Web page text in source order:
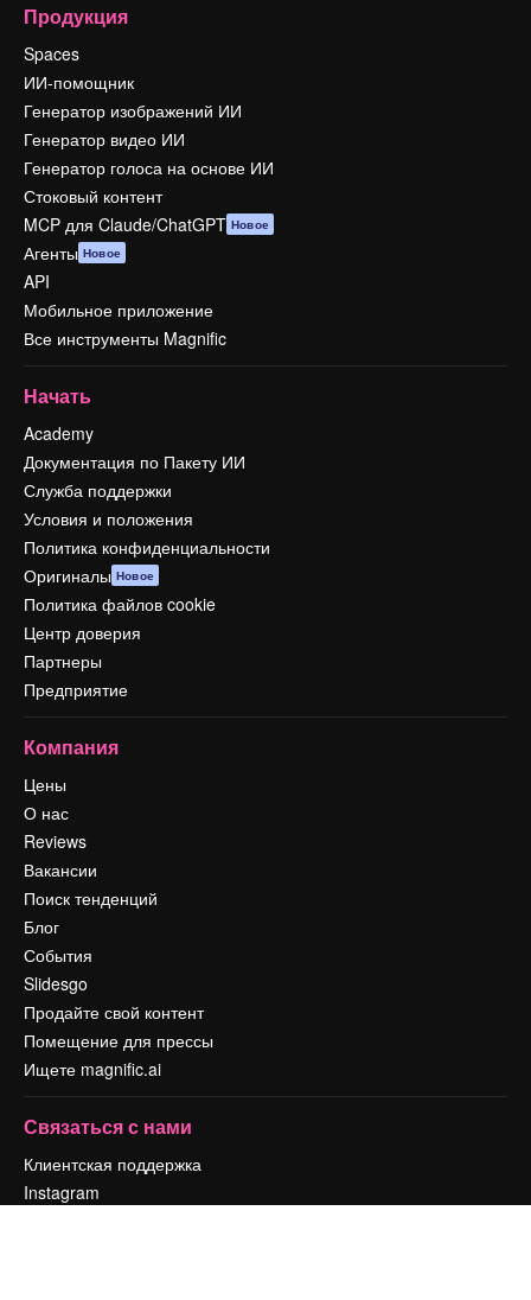
Продукция
Spaces
ИИ-помощник
Генератор изображений ИИ
Генератор видео ИИ
Генератор голоса на основе ИИ
Стоковый контент
MCP для Claude/ChatGPT Новое
Агенты Новое
API
Мобильное приложение
Все инструменты Magnific
Начать
Academy
Документация по Пакету ИИ
Служба поддержки
Условия и положения
Политика конфиденциальности
Оригиналы Новое
Политика файлов cookie
Центр доверия
Партнеры
Предприятие
Компания
Цены
О нас
Reviews
Вакансии
Поиск тенденций
Блог
События
Slidesgo
Продайте свой контент
Помещение для прессы
Ищете magnific.ai
Связаться с нами
Клиентская поддержка
Instagram